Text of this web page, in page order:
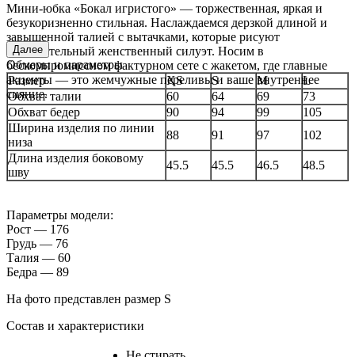
Мини-юбка «Бокал игристого» — торжественная, яркая и
безукоризненно стильная. Наслаждаемся дерзкой длиной и
завышенной талией с вытачками, которые рисуют
притягательный женственный силуэт. Носим в
бескомпромиссном фактурном сете с жакетом, где главные
акценты — это жемчужные переливы и ваше внутреннее
сияние.
Далее
Обмеры и параметры
Размер
XS S M
L
Обхват талии
60 64 69
73
Обхват бедер
90 94 99
105
Ширина изделия по линии
низа
88 91 97
102
Длина изделия боковому
шву
45.5 45.5 46.5 48.5
Параметры модели:
Рост — 176
Грудь — 76
Талия — 60
Бедра — 89
На фото представлен размер S
Состав и характеристики